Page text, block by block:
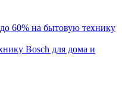
60% на бытовую технику
Bosch для дома и